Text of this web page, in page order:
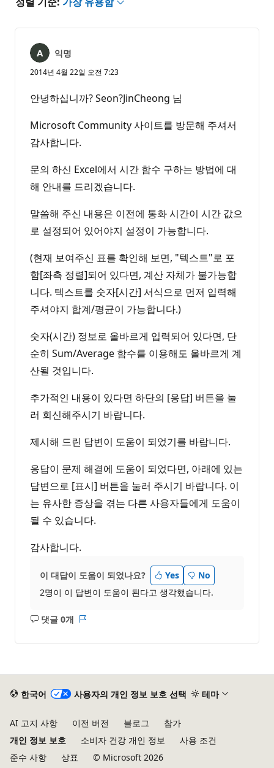
익명
2014년 4월 22일 오전 7:23
안녕하십니까? Seon?JinCheong 님
Microsoft Community 사이트를 방문해 주셔서
감사합니다.
문의 하신 Excel에서 시간 함수 구하는 방법에 대
해 안내를 드리겠습니다.
말씀해 주신 내용은 이전에 통화 시간이 시간 값으
로 설정되어 있어야지 설정이 가능합니다.
(현재 보여주신 표를 확인해 보면, "텍스트"로 포
함[좌측 정렬]되어 있다면, 계산 자체가 불가능합
니다. 텍스트를 숫자[시간] 서식으로 먼저 입력해
주셔야지 합계/평균이 가능합니다.)
숫자(시간) 정보로 올바르게 입력되어 있다면, 단
순히 Sum/Average 함수를 이용해도 올바르게 계
산될 것입니다.
추가적인 내용이 있다면 하단의 [응답] 버튼을 눌
러 회신해주시기 바랍니다.
제시해 드린 답변이 도움이 되었기를 바랍니다.
응답이 문제 해결에 도움이 되었다면, 아래에 있는
답변으로 [표시] 버튼을 눌러 주시기 바랍니다. 이
는 유사한 증상을 겪는 다른 사용자들에게 도움이
될 수 있습니다.
감사합니다.
이 대답이 도움이 되었나요? Yes
No
2명이 이 답변이 도움이 된다고 생각했습니다.
댓글 0개
설
한국어 사용자의 개인 정보 보호 선택 테마
AI 고지 사항 이전 버전 블로그
참가
개인 정보 보호
소비자 건강 개인 정보
사용 조건
준수 사항
상표 © Microsoft 2026